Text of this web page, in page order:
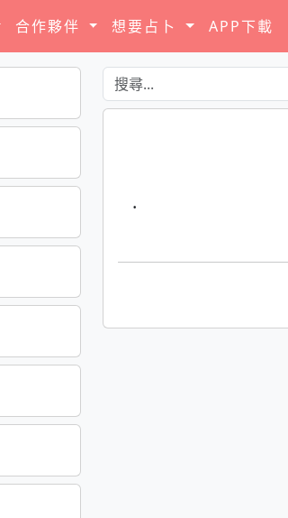
合作夥伴 想要占卜 APP下載
·